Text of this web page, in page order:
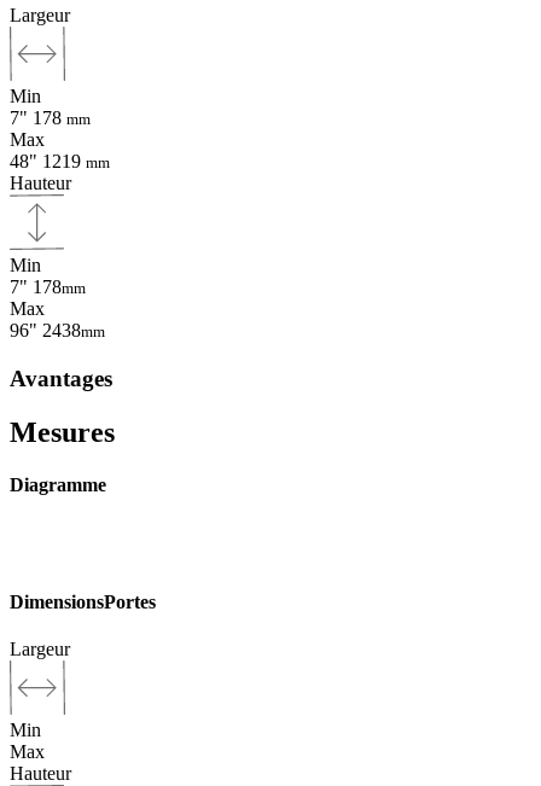
Largeur
Min
7" 178 mm
Max
48" 1219 mm
Hauteur
Min
7" 178mm
Max
96" 2438mm
Avantages
Mesures
Diagramme
DimensionsPortes
Largeur
Min
Max
Hauteur